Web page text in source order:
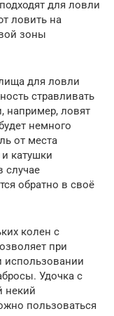
для ловли
ловить на
зоны
для ловли
стравливать
например, ловят
немного
от места
катушки
случае
обратно в своё
колен с
при
использовании
Удочка с
некий
пользоваться